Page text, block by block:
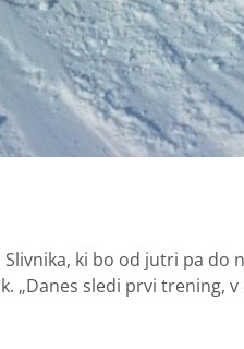
ki bo od jutri pa do
sledi prvi trening,